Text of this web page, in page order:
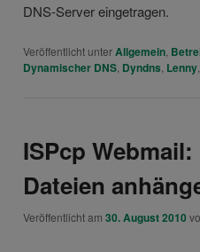
DNS-Server eingetragen.
Veröffentlicht unterAllgemein
Dynamischer DNS Dyndns Lenny
ISPcp
Dateien
Veröffentlicht am 30. August 2010